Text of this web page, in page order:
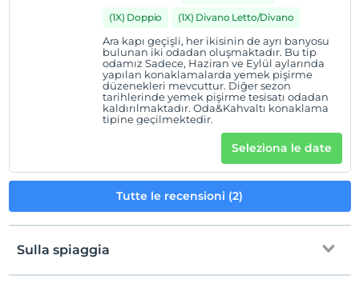
(1X) Doppio
(1X) Divano Letto/Divano
Ara kapı geçişli, her ikisinin de ayrı banyosu
bulunan iki odadan oluşmaktadır. Bu tip
odamız Sadece, Haziran ve Eylül aylarında
yapılan konaklamalarda yemek pişirme
düzenekleri mevcuttur. Diğer sezon
tarihlerinde yemek pişirme tesisatı odadan
kaldırılmaktadır. Oda&Kahvaltı konaklama
tipine geçilmektedir.
Seleziona le date
Tutte le recensioni (2)
Sulla spiaggia